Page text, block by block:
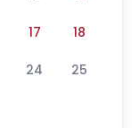
17 18
24 25